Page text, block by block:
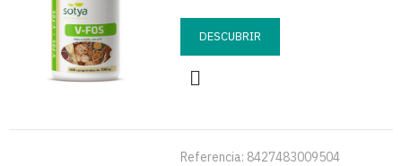
DESCUBRIR
Referencia: 8427483009504